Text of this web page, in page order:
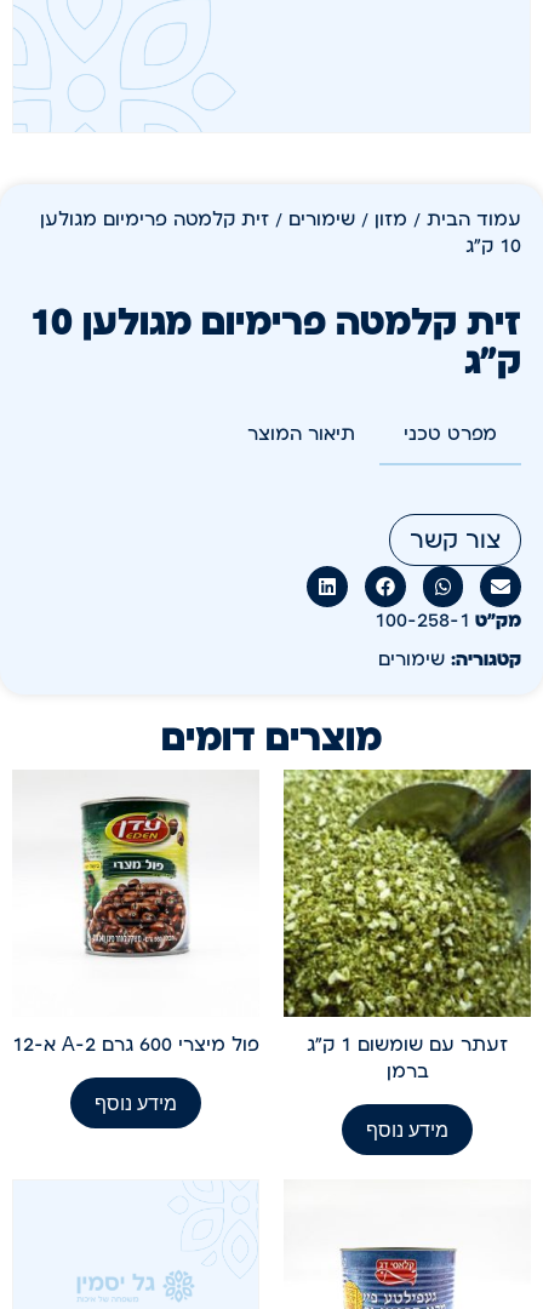
עמוד הבית / מזון / שימורים / זית קלמטה פרימיום מגולען
10 ק"ג
זית קלמטה פרימיום מגולען 10
ק"ג
מפרט טכני תיאור המוצר
צור קשר
מק״ט 100-258-1
קטגוריה: שימורים
מוצרים דומים
זעתר עם שומשום 1 ק"ג
ברמן
מידע נוסף
פול מיצרי 600 גרם A-2 א-12
מידע נוסף